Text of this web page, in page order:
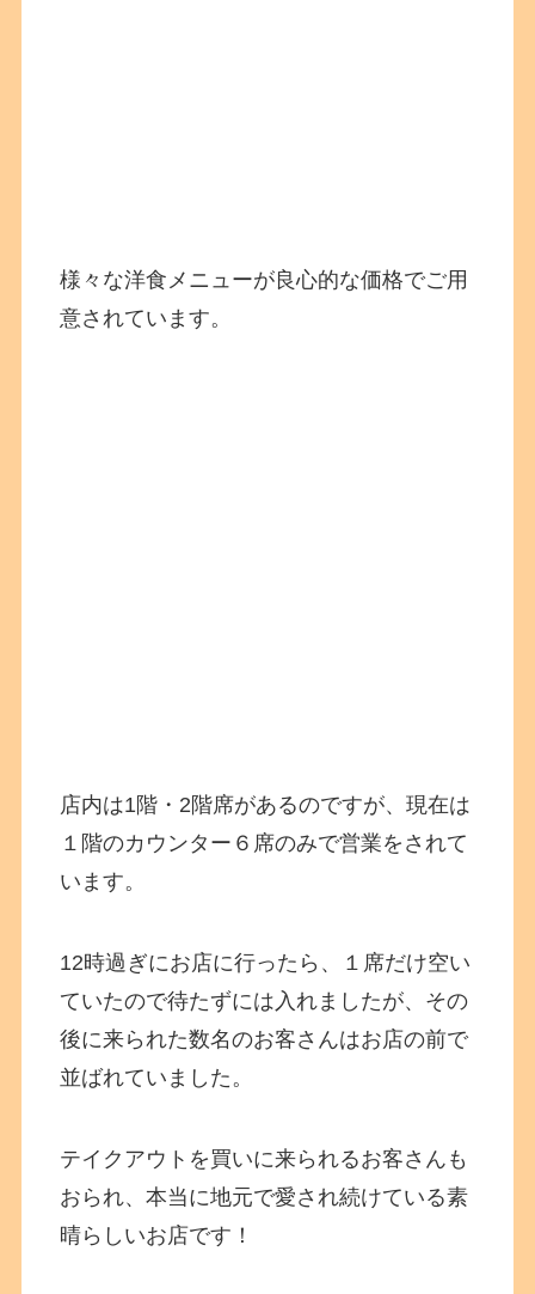
様々な洋食メニューが良心的な価格でご用
意されています。
店内は1階・2階席があるのですが、現在は
１階のカウンター６席のみで営業をされて
います。
12時過ぎにお店に行ったら、１席だけ空い
ていたので待たずには入れましたが、その
後に来られた数名のお客さんはお店の前で
並ばれていました。
テイクアウトを買いに来られるお客さんも
おられ、本当に地元で愛され続けている素
晴らしいお店です！